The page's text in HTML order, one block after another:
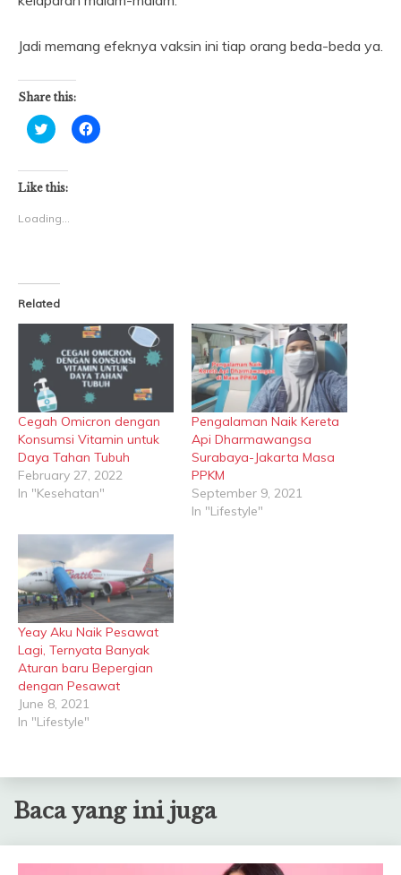
Jadi memang efeknya vaksin ini tiap orang beda-beda ya.
Share this:
Click
to
Twitter
(Opens
in
window)
Click
to
Like this:
Loading...
Related
Cegah Omicron dengan
Konsumsi Vitamin untuk
Daya Tahan Tubuh
February 27, 2022
In "Kesehatan"
Pengalaman Naik Kereta
Api Dharmawangsa
Surabaya-Jakarta Masa
PPKM
September 9, 2021
In "Lifestyle"
Yeay Aku Naik Pesawat
Lagi, Ternyata Banyak
Aturan baru Bepergian
dengan Pesawat
June 8, 2021
In "Lifestyle"
Baca yang ini juga